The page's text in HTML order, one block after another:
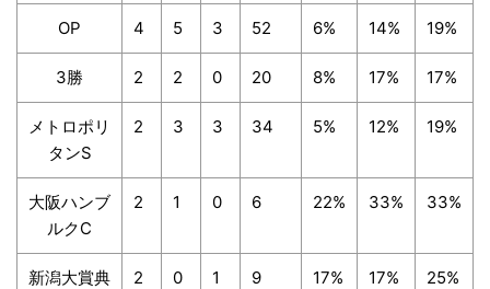
OP 4 5 3 52 6% 14% 19%
3勝 2 2 0 20 8% 17% 17%
メトロポリ
タンS
2 3 3 34 5% 12% 19%
大阪ハンブ
ルクC
2 1 0 6 22% 33% 33%
新潟大賞典 2 0 1 9 17% 17% 25%